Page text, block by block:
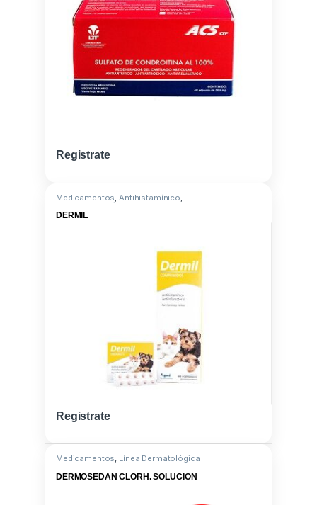
Registrate
Medicamentos,Antihistamínico,
Triamcinolona/Clorferinamina
DERMIL
Registrate
Medicamentos, Línea Dermatológica
DERMOSEDAN CLORH. SOLUCION